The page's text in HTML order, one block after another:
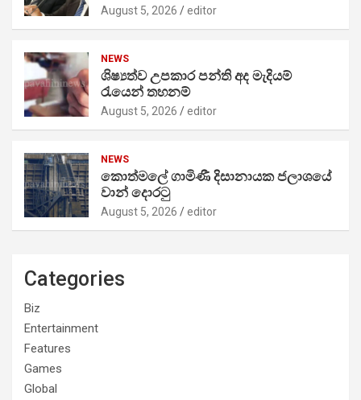
August 5, 2026 editor
NEWS
ශිෂ්‍යත්ව උපකාර පන්ති අද මැදියම්
රැයෙන් තහනම්
August 5, 2026 editor
NEWS
කොත්මලේ ගාමිණී දිසානායක ජලාශයේ
වාන් දොරටු
August 5, 2026 editor
Categories
Biz
Entertainment
Features
Games
Global